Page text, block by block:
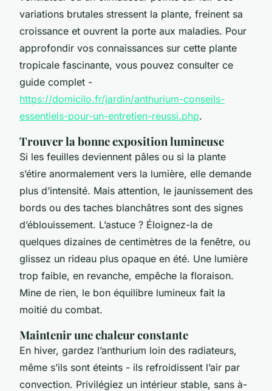
variations brutales stressent la plante, freinent sa
croissance et ouvrent la porte aux maladies. Pour
approfondir vos connaissances sur cette plante
tropicale fascinante, vous pouvez consulter ce
guide complet -
https://domicilo.fr/jardin/anthurium-conseils-
essentiels-pour-un-entretien-reussi.php.
Trouver la bonne exposition lumineuse
Si les feuilles deviennent pâles ou si la plante
s’étire anormalement vers la lumière, elle demande
plus d’intensité. Mais attention, le jaunissement des
bords ou des taches blanchâtres sont des signes
d’éblouissement. L’astuce ? Éloignez-la de
quelques dizaines de centimètres de la fenêtre, ou
glissez un rideau plus opaque en été. Une lumière
trop faible, en revanche, empêche la floraison.
Mine de rien, le bon équilibre lumineux fait la
moitié du combat.
Maintenir une chaleur constante
En hiver, gardez l’anthurium loin des radiateurs,
même s’ils sont éteints - ils refroidissent l’air par
convection. Privilégiez un intérieur stable, sans à-